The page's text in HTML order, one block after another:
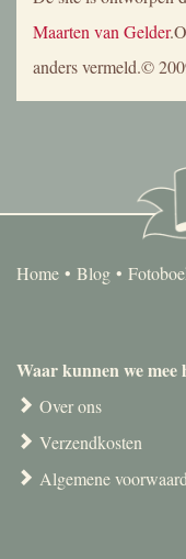
Maarten van Gelder
anders vermeld.©
Home Blog
Waar kunnen we mee
Over ons
Verzendkosten
Algemene